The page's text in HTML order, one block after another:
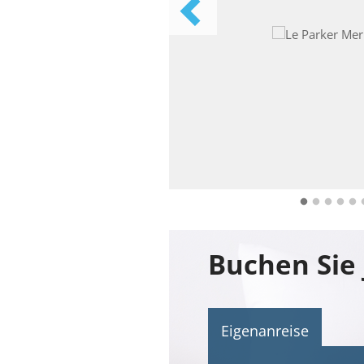
Eigenanreise